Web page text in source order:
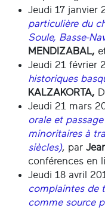
Jeudi 17 janvier
particulière du
Soule, Basse-
MENDIZABAL,
Jeudi 21 février
historiques
KALZAKORTA,
Jeudi 21 mars
orale et
minoritaires à
siècles), par
conférences en
Jeudi 18 avril
complaintes de
comme source